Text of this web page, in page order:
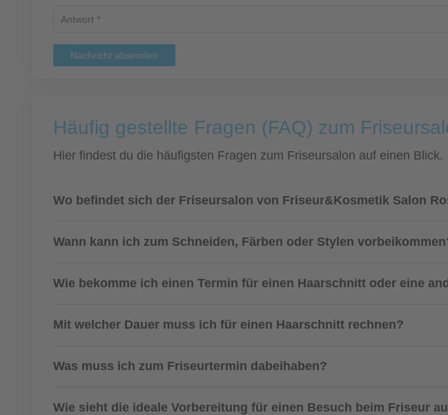
Nachricht absenden
Häufig gestellte Fragen (FAQ) zum
Hier findest du die häufigsten Fragen zum Friseursalon auf einen Blick.
Wo befindet sich der Friseursalon von Friseur&Kosmetik Salon
Wann kann ich zum Schneiden, Färben oder Stylen
Wie bekomme ich einen Termin für einen Haarschnitt oder eine
Mit welcher Dauer muss ich für einen Haarschnitt rechnen?
Was muss ich zum Friseurtermin dabeihaben?
Wie sieht die ideale Vorbereitung für einen Besuch beim Friseur